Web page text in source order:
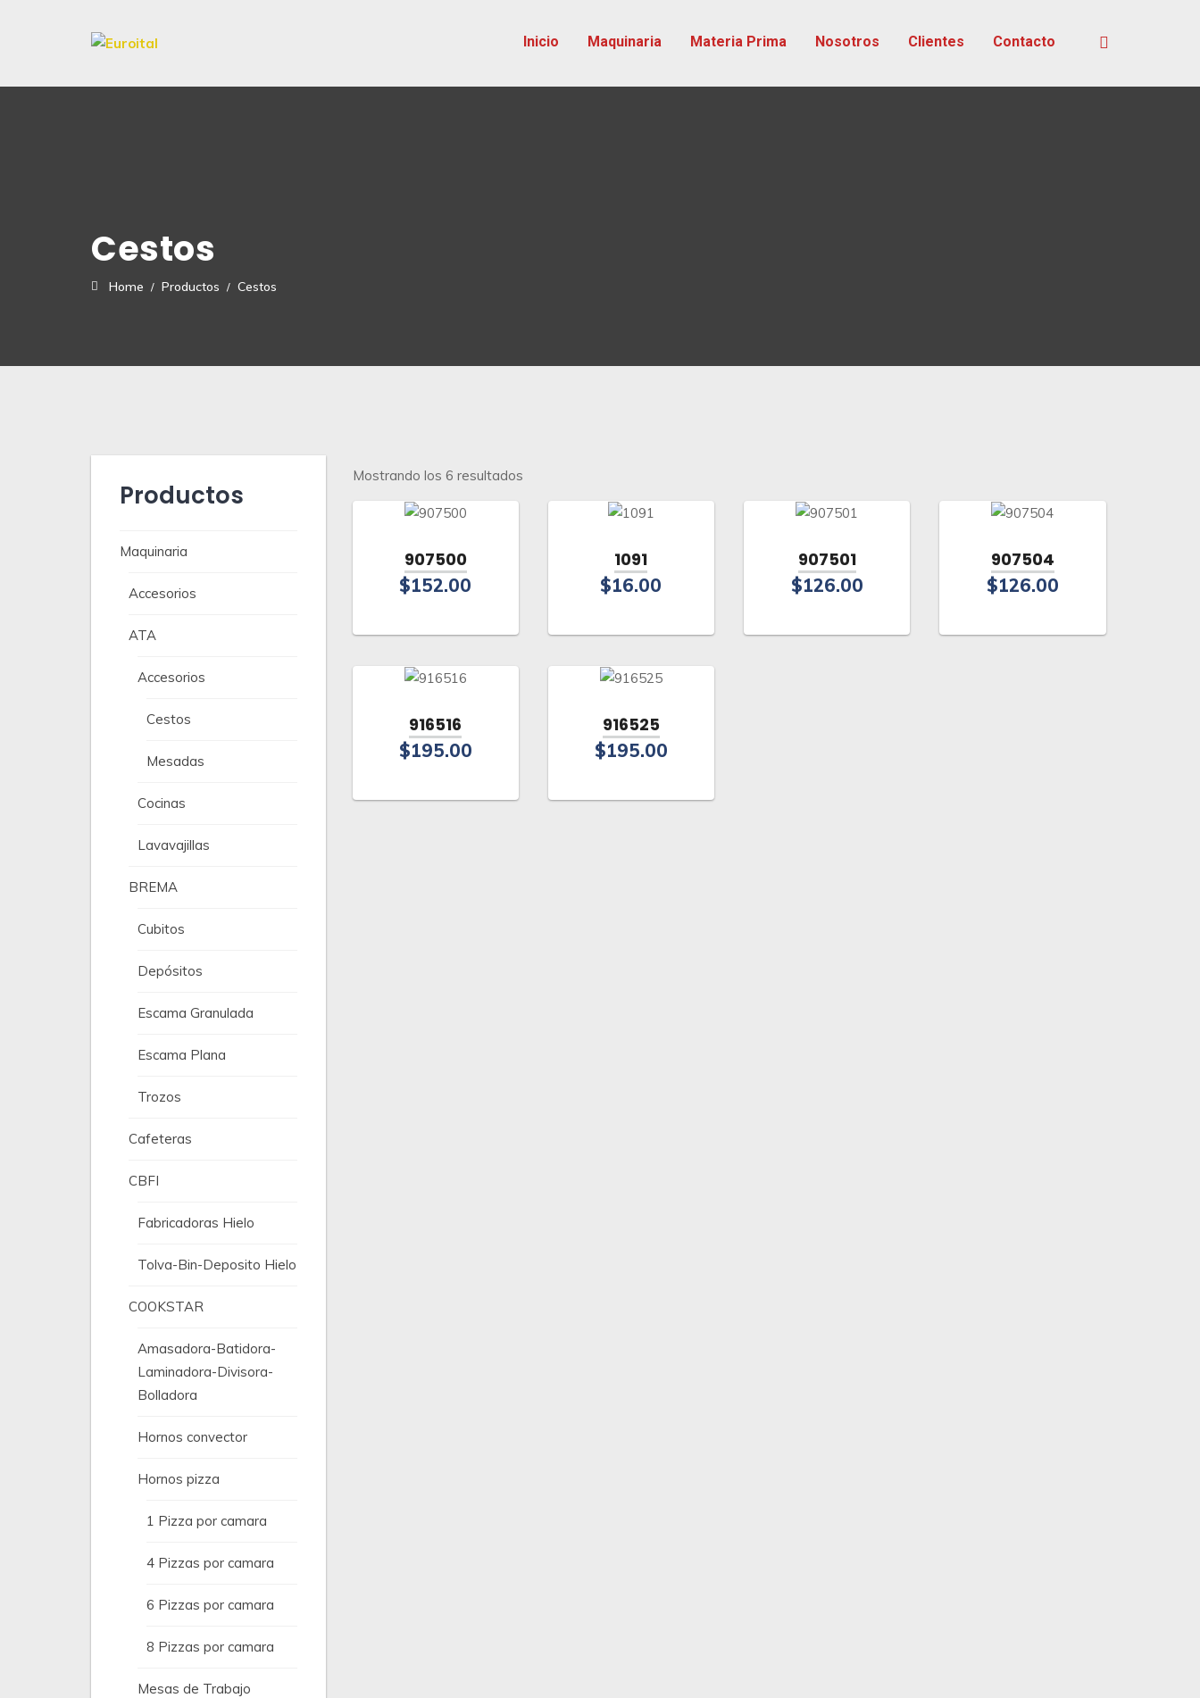
Inicio Maquinaria Materia Prima Nosotros Clientes Contacto
Cestos
Home Productos Cestos
Productos
Maquinaria
Accesorios
ATA
Accesorios
Cestos
Mesadas
Cocinas
Lavavajillas
BREMA
Cubitos
Depósitos
Escama Granulada
Escama Plana
Trozos
Cafeteras
CBFI
Fabricadoras Hielo
Tolva-Bin-Deposito Hielo
COOKSTAR
Amasadora-Batidora-
Laminadora-Divisora-
Bolladora
Hornos convector
Hornos pizza
1 Pizza por camara
4 Pizzas por camara
6 Pizzas por camara
8 Pizzas por camara
Mesas de Trabajo
Mostrando los 6 resultadosOrdenado
907500
$152.00
1091
$16.00
907501
$126.00
907504
$126.00
916516
$195.00
916525
$195.00